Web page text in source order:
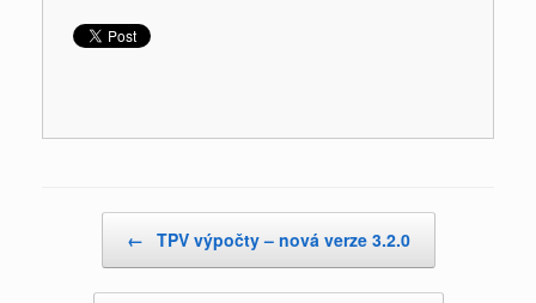
← TPV výpočty – nová verze 3.2.0